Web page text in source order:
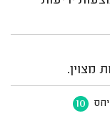
מצוין.
יחס 10